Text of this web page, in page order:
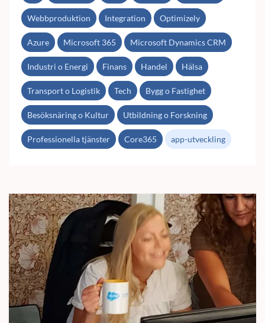
Webbproduktion Integration Optimizely
Azure Microsoft 365 Microsoft Dynamics CRM
Industri o Energi Finans Handel Hälsa
Transport o Logistik Tech Bygg o Fastighet
Besöksnäring o Kultur Utbildning o Forskning
Professionella tjänster Core365 app-utveckling